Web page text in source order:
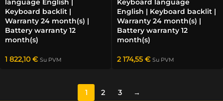
language English |
Keyboard backlit |
Warranty 24 month(s) |
Battery warranty 12
month(s)
1 822,10 € Su PVM
Keyboard language
English | Keyboard backlit |
Warranty 24 month(s) |
Battery warranty 12
month(s)
2 174,55 € Su PVM
1 2 3 →